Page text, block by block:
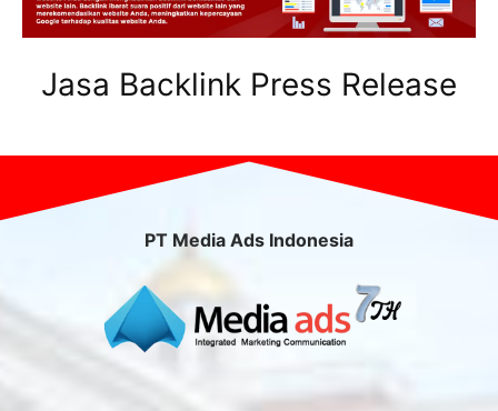
Jasa Backlink Press Release
PT Media Ads Indonesia